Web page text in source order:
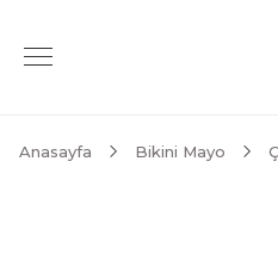
Anasayfa Bikini Mayo